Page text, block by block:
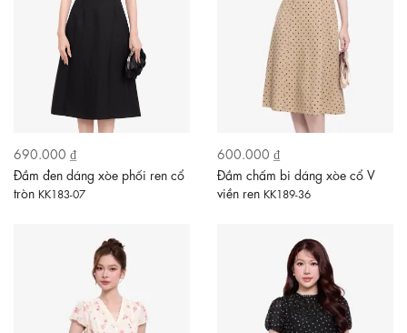
690.000 ₫
Đầm đen dáng xòe phối ren cổ
tròn KK183-07
600.000 ₫
Đầm chấm bi dáng xòe cổ V
viền ren KK189-36